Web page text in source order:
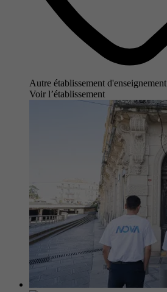
Autre établissement d'enseignement
Voir l’établissement